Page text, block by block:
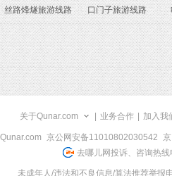
丝路烽燧旅游线路 口门子旅游线路
关于Qunar.com 业务合作 加入我
京公网安备11010802030542
去哪儿网投诉、咨询热
未成年人/违法和不良信息/算法推荐举报